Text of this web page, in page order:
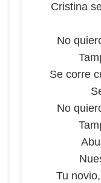
Cristina
No
Se corre
No
Tu